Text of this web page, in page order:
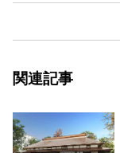
関連記事